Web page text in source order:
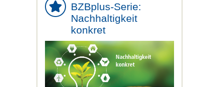
BZBplus-Serie:
Nachhaltigkeit
konkret